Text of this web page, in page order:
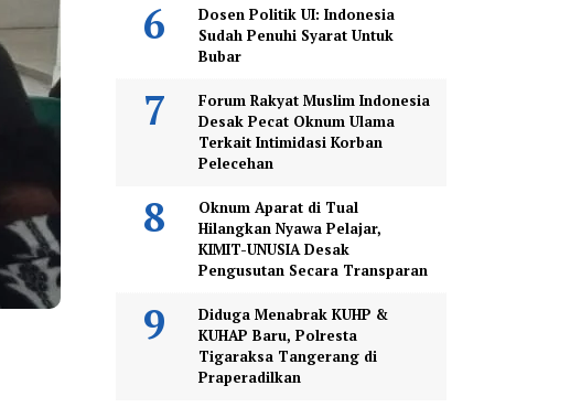
Dosen Politik UI: Indonesia
Sudah Penuhi Syarat Untuk
Bubar
Forum Rakyat Muslim Indonesia
Desak Pecat Oknum Ulama
Terkait Intimidasi Korban
Pelecehan
Oknum Aparat di Tual
Hilangkan Nyawa Pelajar,
KIMIT-UNUSIA Desak
Pengusutan Secara Transparan
Diduga Menabrak KUHP &
KUHAP Baru, Polresta
Tigaraksa Tangerang di
Praperadilkan